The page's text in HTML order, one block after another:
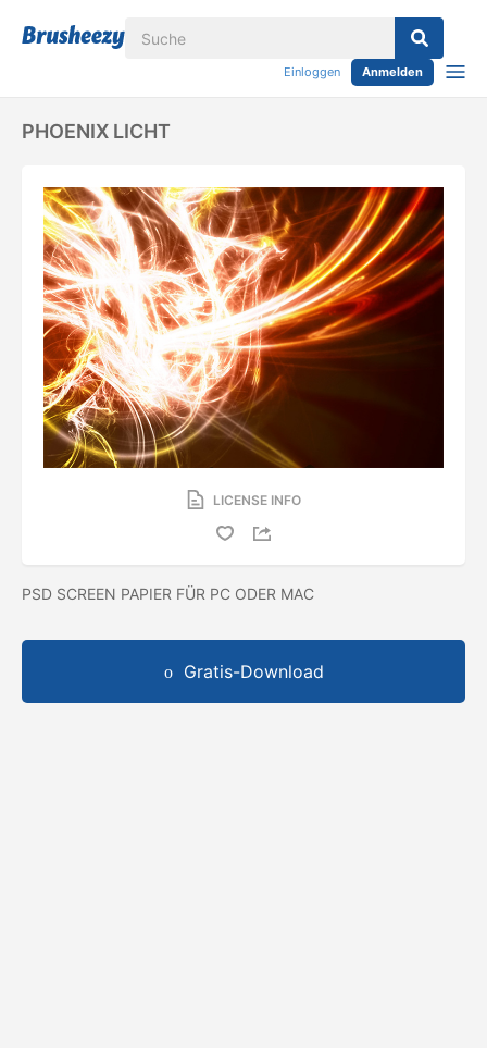
Einloggen Anmelden
PHOENIX LICHT
LICENSE INFO
PSD SCREEN PAPIER FÜR PC ODER MAC
Gratis-Download